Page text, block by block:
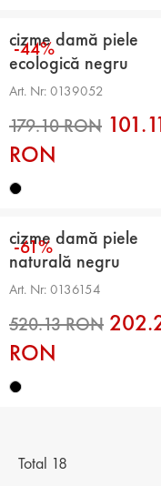
236.92 RON
219.57 RON
-44%
cizme damă piele
ecologică negru
Art. Nr: 0139052
RON
-61%
cizme damă piele
naturală negru
Art. Nr: 0136154
RON
Total 18